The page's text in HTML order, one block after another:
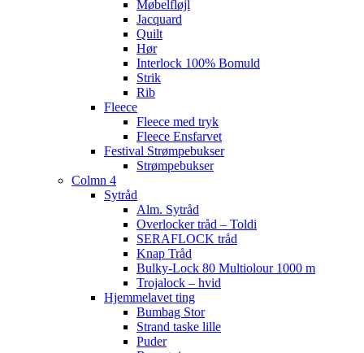
Møbelfløjl
Jacquard
Quilt
Hør
Interlock 100% Bomuld
Strik
Rib
Fleece
Fleece med tryk
Fleece Ensfarvet
Festival Strømpebukser
Strømpebukser
Colmn 4
Sytråd
Alm. Sytråd
Overlocker tråd – Toldi
SERAFLOCK tråd
Knap Tråd
Bulky-Lock 80 Multiolour 1000 m
Trojalock – hvid
Hjemmelavet ting
Bumbag Stor
Strand taske lille
Puder